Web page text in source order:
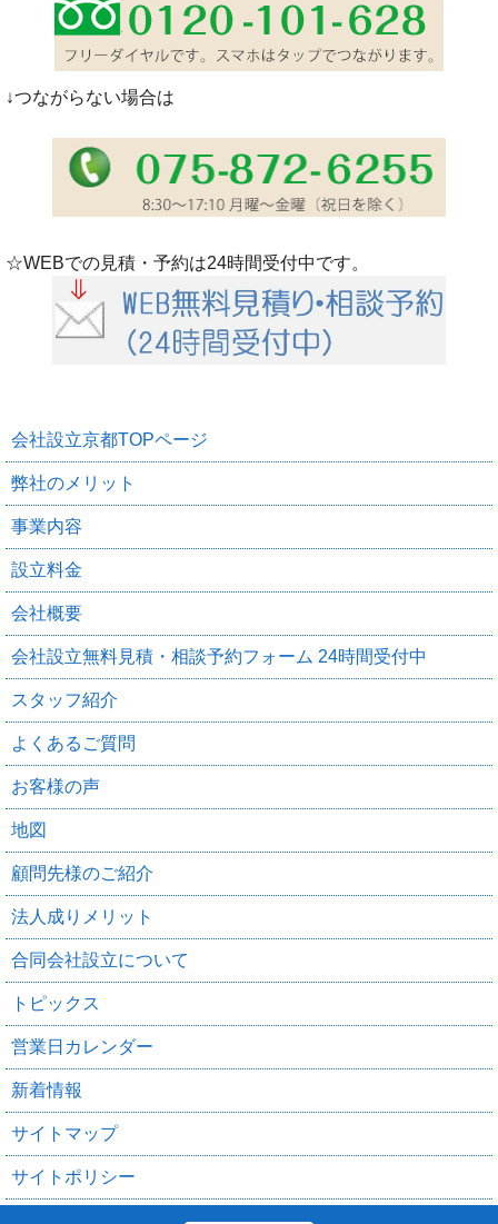
↓つながらない場合は
☆WEBでの見積・予約は24時間受付中です。
会社設立京都TOPページ
弊社のメリット
事業内容
設立料金
会社概要
会社設立無料見積・相談予約フォーム 24時間受付中
スタッフ紹介
よくあるご質問
お客様の声
地図
顧問先様のご紹介
法人成りメリット
合同会社設立について
トピックス
営業日カレンダー
新着情報
サイトマップ
サイトポリシー